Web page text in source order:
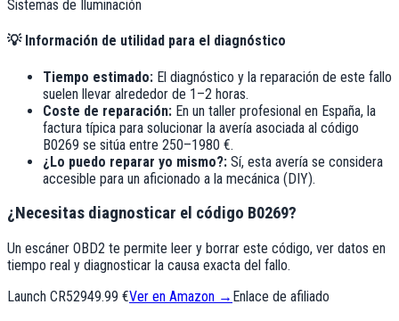
Sistemas de Iluminación
💡Información de utilidad para el diagnóstico
Tiempo estimado: El diagnóstico y la reparación de este fallo
suelen llevar alrededor de 1–2 horas.
Coste de reparación: En un taller profesional en España, la
factura típica para solucionar la avería asociada al código
B0269 se sitúa entre 250–1980 €.
¿Lo puedo reparar yo mismo?: Sí, esta avería se considera
accesible para un aficionado a la mecánica (DIY).
¿Necesitas diagnosticar el código B0269?
Un escáner OBD2 te permite leer y borrar este código, ver datos en
tiempo real y diagnosticar la causa exacta del fallo.
Launch CR52949.99 €Ver en Amazon → Enlace de afiliado